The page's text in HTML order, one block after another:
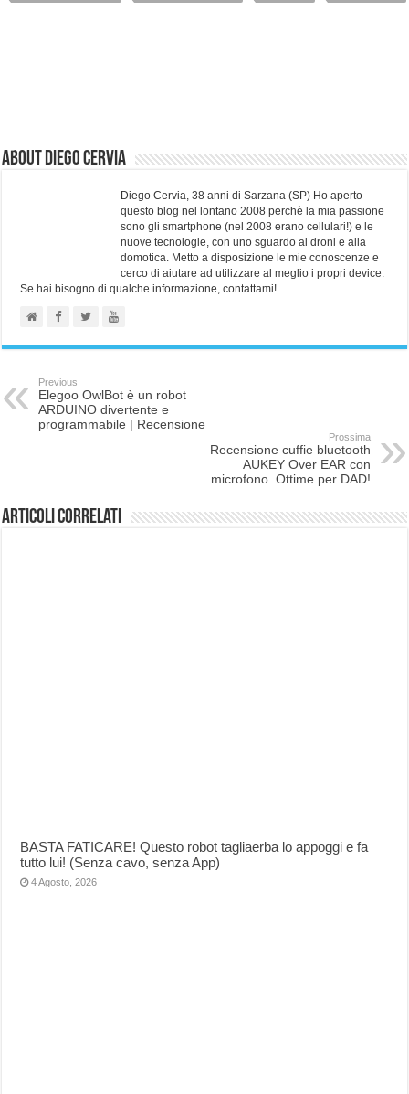
About Diego Cervia
Diego Cervia, 38 anni di Sarzana (SP) Ho aperto
questo blog nel lontano 2008 perchè la mia passione
sono gli smartphone (nel 2008 erano cellulari!) e le
nuove tecnologie, con uno sguardo ai droni e alla
domotica. Metto a disposizione le mie conoscenze e
cerco di aiutare ad utilizzare al meglio i propri device.
Se hai bisogno di qualche informazione, contattami!
Previous
Elegoo OwlBot è un robot
ARDUINO divertente e
programmabile | Recensione
Prossima
Recensione cuffie bluetooth
AUKEY Over EAR con
microfono. Ottime per DAD!
Articoli correlati
BASTA FATICARE! Questo robot tagliaerba lo appoggi e fa
tutto lui! (Senza cavo, senza App)
4 Agosto, 2026